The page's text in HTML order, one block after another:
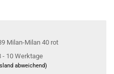
Milan-Milan 40 rot
- 10 Werktage
abweichend)